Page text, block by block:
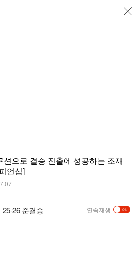
으로 결승 진출에 성공하는 조재
언십]
26 준결승 연속재생